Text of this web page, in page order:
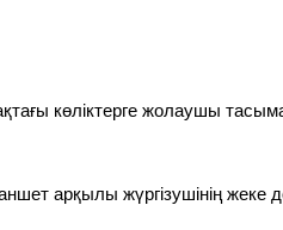
көліктерге жолаушы
арқылы жүргізушінің жеке